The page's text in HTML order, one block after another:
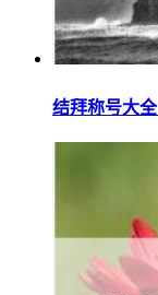
结拜称号大